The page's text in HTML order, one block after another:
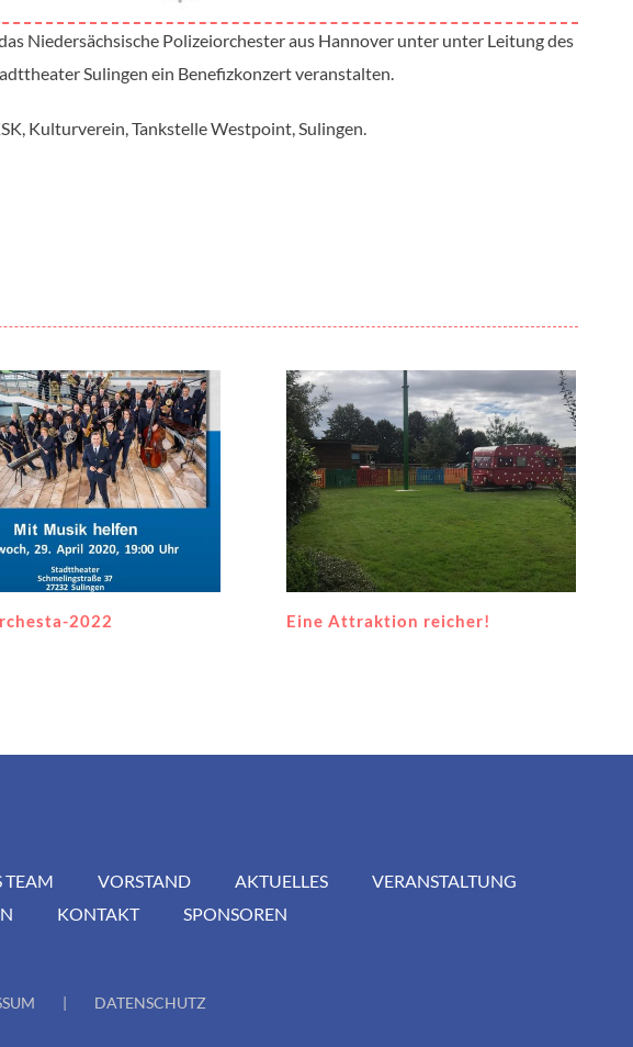
Niedersächsische Polizeiorchester aus Hannover unter unter Leitung des
Sulingen ein Benefizkonzert veranstalten.
Kulturverein, Tankstelle Westpoint, Sulingen.
reicher! Polizeiorchesta-2020
TEAM VORSTAND AKTUELLES
VERANSTALTUNG
KONTAKT SPONSOREN
DATENSCHUTZ